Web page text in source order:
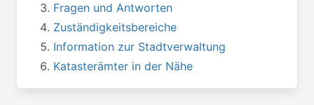
Fragen und Antworten
Zuständigkeitsbereiche
Information zur Stadtverwaltung
Katasterämter in der Nähe